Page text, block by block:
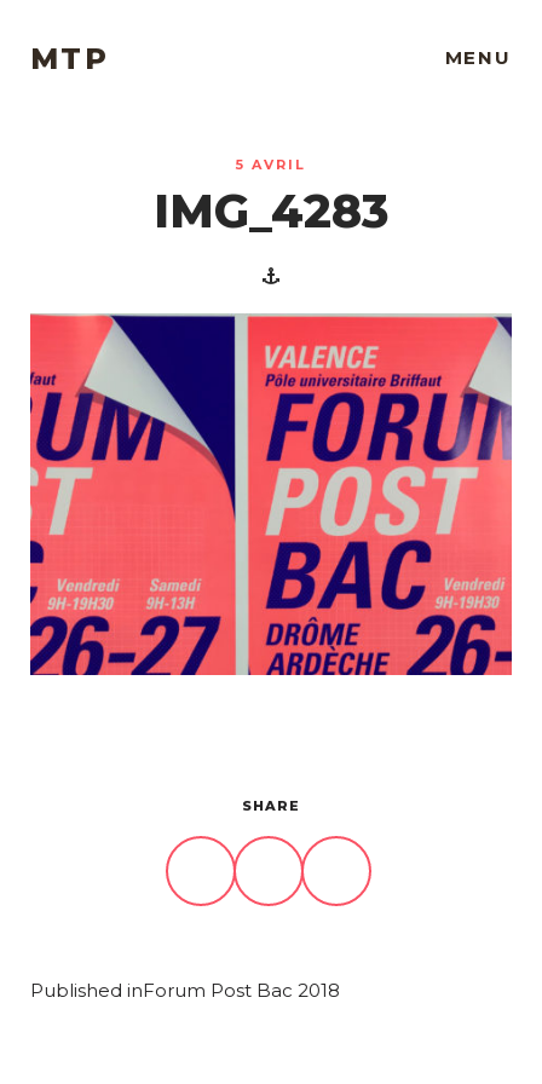
MTP MENU
Projets
À propos
5 AVRIL
IMG_4283
SHARE
Published inForum Post Bac 2018